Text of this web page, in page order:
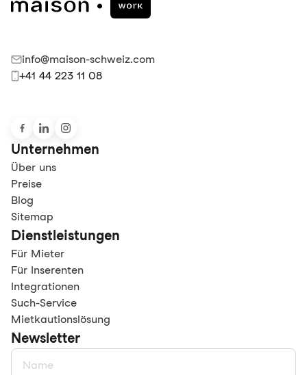
info@maison-schweiz.com
+41 44 223 11 08
Unternehmen
Über uns
Preise
Blog
Sitemap
Dienstleistungen
Für Mieter
Für Inserenten
Integrationen
Such-Service
Mietkautionslösung
Newsletter